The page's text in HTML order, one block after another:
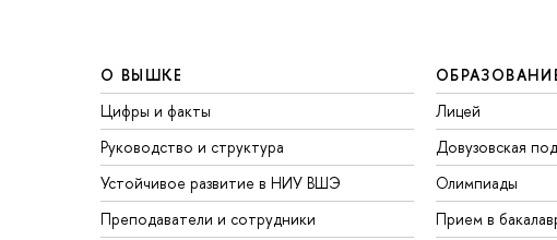
О ВЫШКЕ
Цифры и факты
Руководство и структура
Устойчивое развитие в НИУ ВШЭ
Преподаватели и сотрудники
Лицей
Довузовская
Олимпиады
Прием в